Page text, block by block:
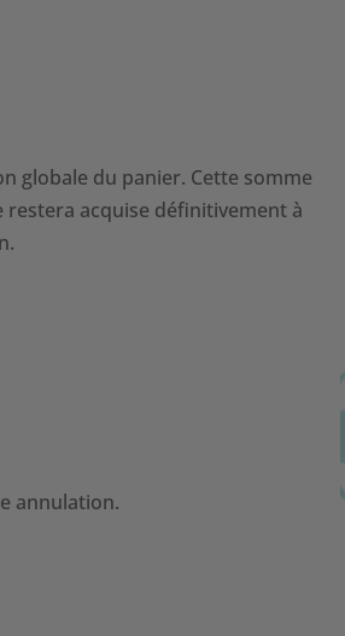
globale du panier. Cette somme
restera acquise définitivement à
annulation.